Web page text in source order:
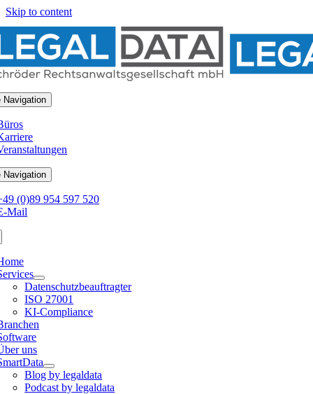
Skip to content
Navigation
Navigation
(0)89 954 597 520
Mail
Datenschutzbeauftragter
ISO 27001
KI-Compliance
uns
Blog by legaldata
Podcast by legaldata